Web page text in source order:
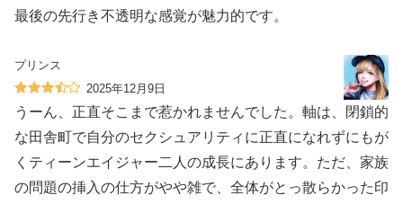
最後の先行き不透明な感覚が魅力的です。
プリンス
2025年12月9日
うーん、正直そこまで惹かれませんでした。軸は、閉鎖的
な田舎町で自分のセクシュアリティに正直になれずにもが
くティーンエイジャー二人の成長にあります。ただ、家族
の問題の挿入の仕方がやや雑で、全体がとっ散らかった印